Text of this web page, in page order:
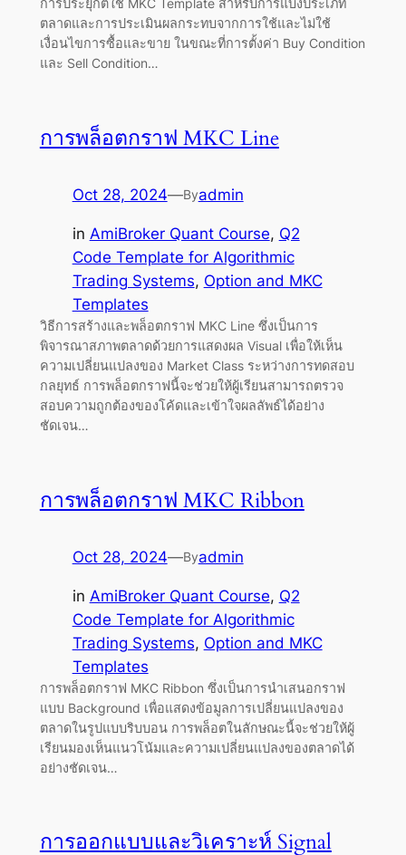
การประยุกต์ใช้ MKC Template สำหรับการแบ่งประเภท
ตลาดและการประเมินผลกระทบจากการใช้และไม่ใช้
เงื่อนไขการซื้อและขาย ในขณะที่การตั้งค่า Buy Condition
และ Sell Condition…
การพล็อตกราฟ MKC Line
Oct 28, 2024—Byadmin
in AmiBroker Quant Course, Q2
Code Template for Algorithmic
Trading Systems, Option and MKC
Templates
วิธีการสร้างและพล็อตกราฟ MKC Line ซึ่งเป็นการ
พิจารณาสภาพตลาดด้วยการแสดงผล Visual เพื่อให้เห็น
ความเปลี่ยนแปลงของ Market Class ระหว่างการทดสอบ
กลยุทธ์ การพล็อตกราฟนี้จะช่วยให้ผู้เรียนสามารถตรวจ
สอบความถูกต้องของโค้ดและเข้าใจผลลัพธ์ได้อย่าง
ชัดเจน…
การพล็อตกราฟ MKC Ribbon
Oct 28, 2024—Byadmin
in AmiBroker Quant Course, Q2
Code Template for Algorithmic
Trading Systems, Option and MKC
Templates
การพล็อตกราฟ MKC Ribbon ซึ่งเป็นการนำเสนอกราฟ
แบบ Background เพื่อแสดงข้อมูลการเปลี่ยนแปลงของ
ตลาดในรูปแบบริบบอน การพล็อตในลักษณะนี้จะช่วยให้ผู้
เรียนมองเห็นแนวโน้มและความเปลี่ยนแปลงของตลาดได้
อย่างชัดเจน…
การออกแบบและวิเคราะห์ Signal